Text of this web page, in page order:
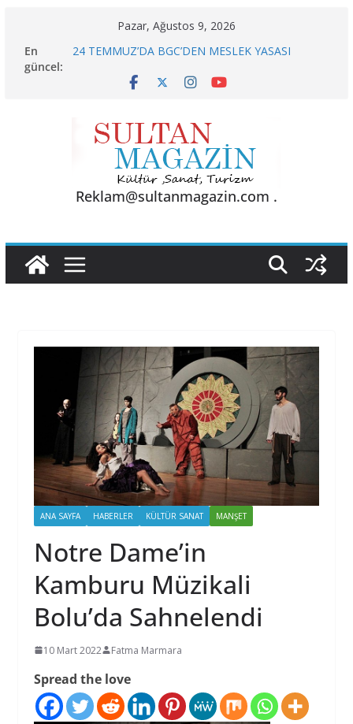
content
Pazar, Ağustos 9, 2026
En
güncel:
AKGÜL: “BOLU, KRİZLERLE DEĞİL HİZMETLE
YÖNETİLMEYİ HAK EDİYOR”
Başkenti
BU KALP
Reklam@sultanmagazin.com .
ANA SAYFA HABERLER KÜLTÜR SANAT MANŞET
Notre Dame’in
Kamburu Müzikali
Bolu’da Sahnelendi
10 Mart 2022 Fatma Marmara
Spread the love